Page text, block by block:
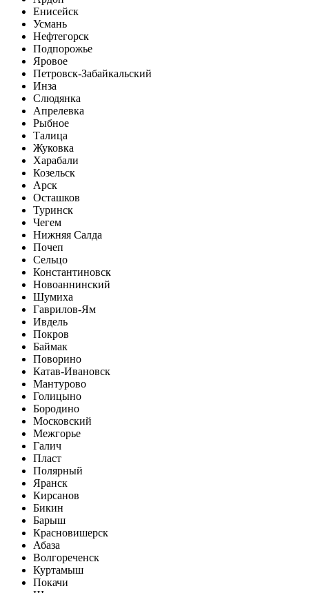
Енисейск
Усмань
Нефтегорск
Подпорожье
Яровое
Петровск-Забайкальский
Инза
Слюдянка
Апрелевка
Рыбное
Талица
Жуковка
Харабали
Козельск
Арск
Осташков
Туринск
Чегем
Нижняя Салда
Почеп
Сельцо
Константиновск
Новоаннинский
Шумиха
Гаврилов-Ям
Ивдель
Покров
Баймак
Поворино
Катав-Ивановск
Мантурово
Голицыно
Бородино
Московский
Межгорье
Галич
Пласт
Полярный
Яранск
Кирсанов
Бикин
Барыш
Красновишерск
Абаза
Волгореченск
Куртамыш
Покачи